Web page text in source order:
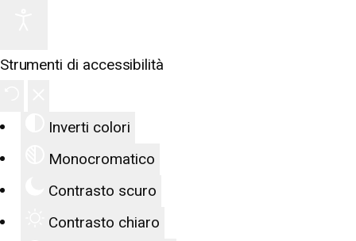
Strumenti di accessibilità
Inverti colori
Monocromatico
Contrasto scuro
Contrasto chiaro